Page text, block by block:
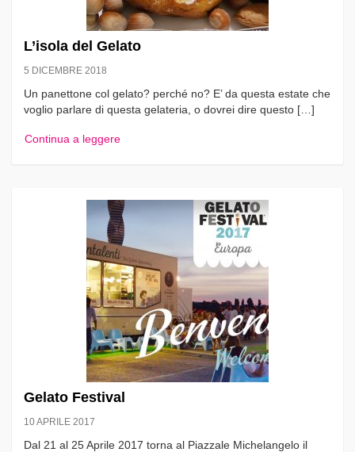
L’isola del Gelato
5 DICEMBRE 2018
Un panettone col gelato? perché no? E’ da questa estate che
voglio parlare di questa gelateria, o dovrei dire questo […]
Continua a leggere
Gelato Festival
10 APRILE 2017
Dal 21 al 25 Aprile 2017 torna al Piazzale Michelangelo il